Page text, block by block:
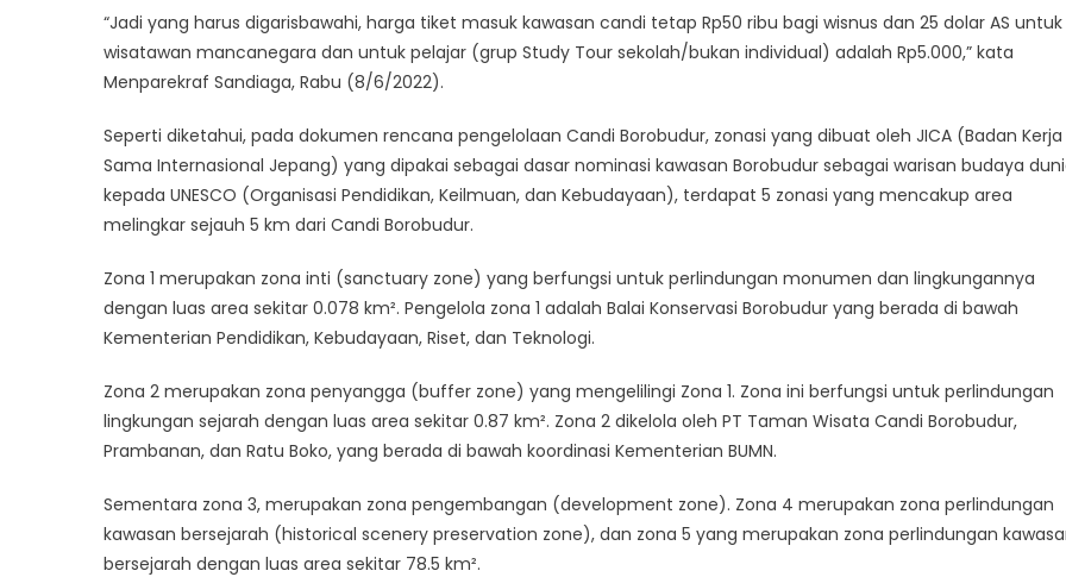
“Jadi yang harus digarisbawahi, harga tiket masuk kawasan candi tetap Rp50 ribu bagi wisnus dan 25 dolar AS untuk
wisatawan mancanegara dan untuk pelajar (grup Study Tour sekolah/bukan individual) adalah Rp5.000,” kata
Menparekraf Sandiaga, Rabu (8/6/2022).
Seperti diketahui, pada dokumen rencana pengelolaan Candi Borobudur, zonasi yang dibuat oleh JICA (Badan Kerja
Sama Internasional Jepang) yang dipakai sebagai dasar nominasi kawasan Borobudur sebagai warisan budaya
kepada UNESCO (Organisasi Pendidikan, Keilmuan, dan Kebudayaan), terdapat 5 zonasi yang mencakup area
melingkar sejauh 5 km dari Candi Borobudur.
Zona 1 merupakan zona inti (sanctuary zone) yang berfungsi untuk perlindungan monumen dan lingkungannya
dengan luas area sekitar 0.078 km². Pengelola zona 1 adalah Balai Konservasi Borobudur yang berada di bawah
Kementerian Pendidikan, Kebudayaan, Riset, dan Teknologi.
Zona 2 merupakan zona penyangga (buffer zone) yang mengelilingi Zona 1. Zona ini berfungsi untuk perlindungan
lingkungan sejarah dengan luas area sekitar 0.87 km². Zona 2 dikelola oleh PT Taman Wisata Candi Borobudur,
Prambanan, dan Ratu Boko, yang berada di bawah koordinasi Kementerian BUMN.
Sementara zona 3, merupakan zona pengembangan (development zone). Zona 4 merupakan zona perlindungan
kawasan bersejarah (historical scenery preservation zone), dan zona 5 yang merupakan zona perlindungan
bersejarah dengan luas area sekitar 78.5 km².